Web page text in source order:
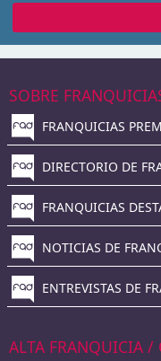
SOBRE
FRANQUICIAS
DIRECTORIO DE
FRANQUICIAS
NOTICIAS DE
ENTREVISTAS DE
ALTA FRANQUICIA /